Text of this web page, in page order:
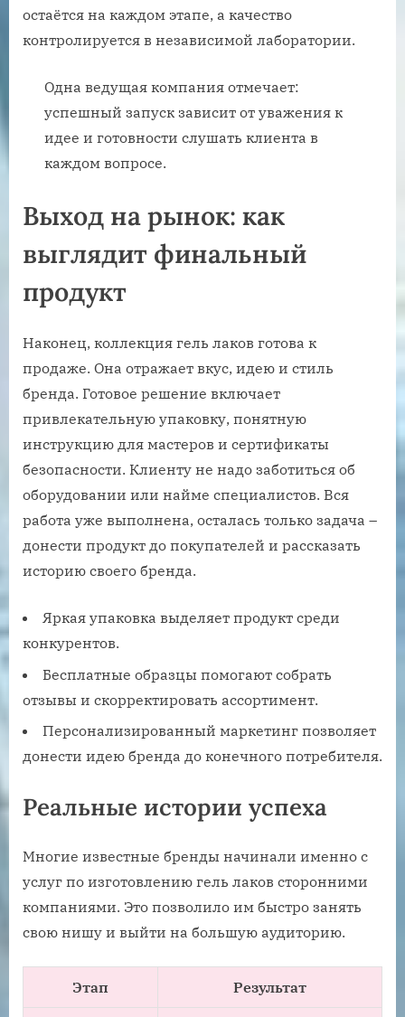
остаётся на каждом этапе, а качество
контролируется в независимой лаборатории.
Одна ведущая компания отмечает:
успешный запуск зависит от уважения к
идее и готовности слушать клиента в
каждом вопросе.
Выход на рынок: как
выглядит финальный
продукт
Наконец, коллекция гель лаков готова к
продаже. Она отражает вкус, идею и стиль
бренда. Готовое решение включает
привлекательную упаковку, понятную
инструкцию для мастеров и сертификаты
безопасности. Клиенту не надо заботиться об
оборудовании или найме специалистов. Вся
работа уже выполнена, осталась только задача –
донести продукт до покупателей и рассказать
историю своего бренда.
Яркая упаковка выделяет продукт среди
конкурентов.
Бесплатные образцы помогают собрать
отзывы и скорректировать ассортимент.
Персонализированный маркетинг позволяет
донести идею бренда до конечного потребителя.
Реальные истории успеха
Многие известные бренды начинали именно с
услуг по изготовлению гель лаков сторонними
компаниями. Это позволило им быстро занять
свою нишу и выйти на большую аудиторию.
Этап Результат